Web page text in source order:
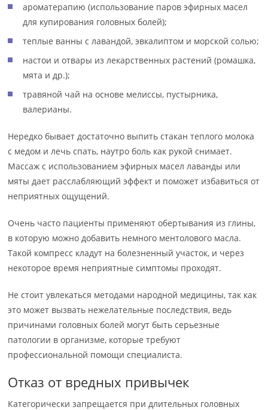
ароматерапию (использование паров эфирных масел
для купирования головных болей);
теплые ванны с лавандой, эвкалиптом и морской солью;
настои и отвары из лекарственных растений (ромашка,
мята и др.);
травяной чай на основе мелиссы, пустырника,
валерианы.
Нередко бывает достаточно выпить стакан теплого молока
с медом и лечь спать, наутро боль как рукой снимает.
Массаж с использованием эфирных масел лаванды или
мяты дает расслабляющий эффект и поможет избавиться от
неприятных ощущений.
Очень часто пациенты применяют обертывания из глины,
в которую можно добавить немного ментолового масла.
Такой компресс кладут на болезненный участок, и через
некоторое время неприятные симптомы проходят.
Не стоит увлекаться методами народной медицины, так как
это может вызвать нежелательные последствия, ведь
причинами головных болей могут быть серьезные
патологии в организме, которые требуют
профессиональной помощи специалиста.
Отказ от вредных привычек
Категорически запрещается при длительных головных